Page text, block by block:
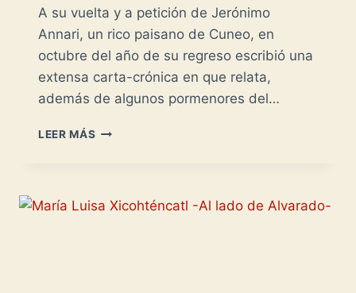
A su vuelta y a petición de Jerónimo
Annari, un rico paisano de Cuneo, en
octubre del año de su regreso escribió una
extensa carta-crónica en que relata,
además de algunos pormenores del…
LEER MÁS BEATRIZ
DE